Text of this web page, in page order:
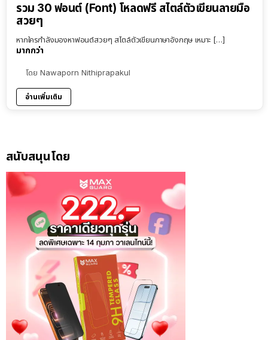
รวม 30 ฟอนต์ (Font) โหลดฟรี สไตล์ตัวเขียนลายมือ
สวยๆ
หากใครกำลังมองหาฟอนต์สวยๆ สไตล์ตัวเขียนภาษาอังกฤษ เหมาะ […]
มากกว่า
โดย Nawaporn Nithiprapakul
อ่านเพิ่มเติม
สนับสนุนโดย